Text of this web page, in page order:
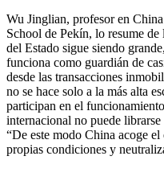
Wu Jinglian, profesor en
School de Pekín, lo resume de
del Estado sigue siendo
funciona como guardián de
desde las transacciones
no se hace solo a la más alta
participan en el
internacional no puede
“De este modo China acoge
propias condiciones y